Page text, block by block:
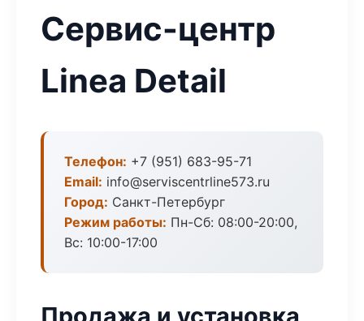
Сервис-центр
Linea Detail
Телефон: +7 (951) 683-95-71
Email: info@serviscentrline573.ru
Город: Санкт-Петербург
Режим работы: Пн-Сб: 08:00-20:00,
Вс: 10:00-17:00